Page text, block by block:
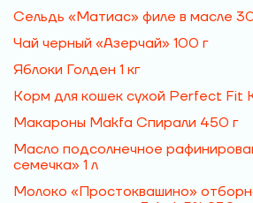
Сельдь «Матиас» филе в масле
Чай черный «Азерчай» 100 г
Яблоки Голден 1 кг
Корм для кошек сухой Perfect Fit
Макароны Makfa Спирали 450 г
Масло подсолнечное
семечка» 1 л
Молоко «Простоквашино»